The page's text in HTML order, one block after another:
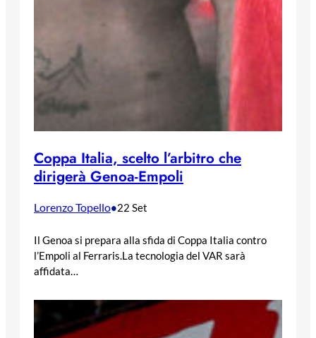
Coppa Italia, scelto l’arbitro che
dirigerà Genoa-Empoli
Lorenzo Topello•22 Set
Il Genoa si prepara alla sfida di Coppa Italia contro
l’Empoli al Ferraris.La tecnologia del VAR sarà
affidata…